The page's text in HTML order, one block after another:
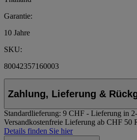
Garantie:
10 Jahre
SKU:
80042357160003
Zahlung, Lieferung &
Standardlieferung: 9 CHF - Lieferung in
Versandkostenfreie Lieferung ab CHF 50
Details finden Sie hier